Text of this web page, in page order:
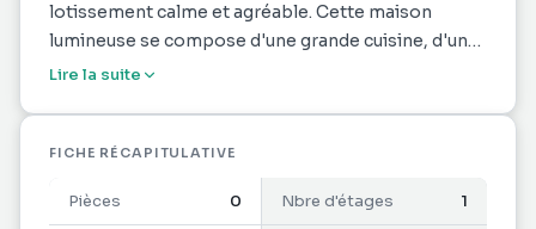
lotissement calme et agréable. Cette maison
lumineuse se compose d'une grande cuisine, d'un
spacieux séjour baigné de lumière naturelle, d'une
Emplacement idéal : Proche de toutes les
commodités, commerces, écoles, et services
essentiels.
Lire la suite
FICHE RÉCAPITULATIVE
Pièces 0 Nbre d'étages 1